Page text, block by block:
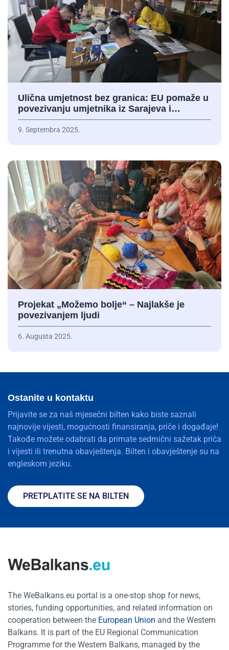
Ulična umjetnost bez granica: EU pomaže u
povezivanju umjetnika iz Sarajeva i…
9. Septembra 2025.
Projekat „Možemo bolje“ – Najlakše je
povezivanjem ljudi
6. Augusta 2025.
Ostanite u kontaktu
Prijavite se za naš mjesečni bilten kako biste saznali
najnovije vijesti, mogućnosti finansiranja, priče i događaje!
Takođe možete odabrati da primate sedmični sažetak priča
i vijesti ili trenutna obavještenja. Bilten i obavještenje su na
engleskom jeziku.
PRETPLATITE SE NA BILTEN
The WeBalkans.eu portal is a one-stop shop for news,
stories, funding opportunities, and related information on
cooperation between the European Union and the Western
Balkans. It is part of the EU Regional Communication
Programme for the Western Balkans, managed by the